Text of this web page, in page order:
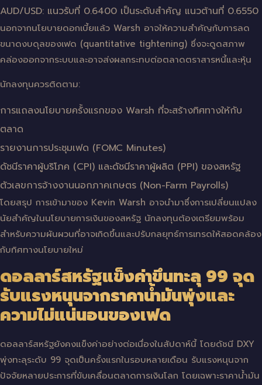
AUD/USD: แนวรับที่ 0.6400 เป็นระดับสำคัญ แนวต้านที่ 0.6550
นอกจากนโยบายดอกเบี้ยแล้ว Warsh อาจให้ความสำคัญกับการลด
ขนาดงบดุลของเฟด (quantitative tightening) ซึ่งจะดูดสภาพ
คล่องออกจากระบบและอาจส่งผลกระทบต่อตลาดตราสารหนี้และหุ้น
นักลงทุนควรติดตาม:
การแถลงนโยบายครั้งแรกของ Warsh ที่จะสร้างทิศทางให้กับ
ตลาด
รายงานการประชุมเฟด (FOMC Minutes)
ดัชนีราคาผู้บริโภค (CPI) และดัชนีราคาผู้ผลิต (PPI) ของสหรัฐ
ตัวเลขการจ้างงานนอกภาคเกษตร (Non-Farm Payrolls)
โดยสรุป การเข้ามาของ Kevin Warsh อาจนำมาซึ่งการเปลี่ยนแปลง
นัยสำคัญในนโยบายการเงินของสหรัฐ นักลงทุนต้องเตรียมพร้อม
สำหรับความผันผวนที่อาจเกิดขึ้นและปรับกลยุทธ์การเทรดให้สอดคล้อง
กับทิศทางนโยบายใหม่
ดอลลาร์สหรัฐแข็งค่าขึ้นทะลุ 99 จุด
รับแรงหนุนจากราคาน้ำมันพุ่งและ
ความไม่แน่นอนของเฟด
ดอลลาร์สหรัฐยังคงแข็งค่าอย่างต่อเนื่องในสัปดาห์นี้ โดยดัชนี DXY
พุ่งทะลุระดับ 99 จุดเป็นครั้งแรกในรอบหลายเดือน รับแรงหนุนจาก
ปัจจัยหลายประการที่ขับเคลื่อนตลาดการเงินโลก โดยเฉพาะราคาน้ำมัน